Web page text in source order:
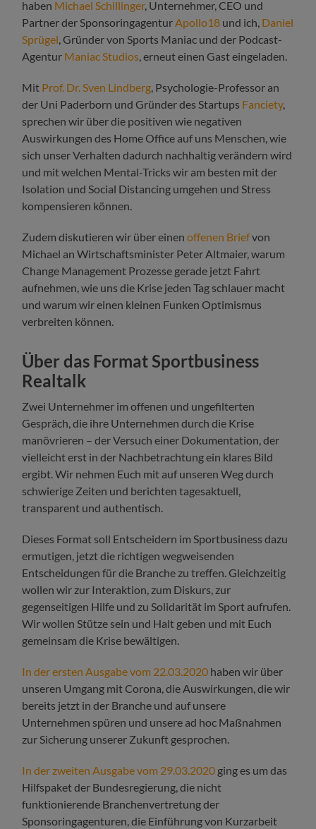
haben Michael Schillinger, Unternehmer, CEO und
Partner der SponsoringagenturApollo18 und ich, Daniel
Sprügel, Gründer von Sports Maniac und der Podcast-
Agentur Maniac Studios, erneut einen Gast eingeladen.
Mit Prof. Dr. Sven Lindberg, Psychologie-Professor an
der Uni Paderborn und Gründer des Startups Fanciety,
sprechen wir über die positiven wie negativen
Auswirkungen des Home Office auf uns Menschen, wie
sich unser Verhalten dadurch nachhaltig verändern wird
und mit welchen Mental-Tricks wir am besten mit der
Isolation und Social Distancing umgehen und Stress
kompensieren können.
Zudem diskutieren wir über einenoffenen Briefvon
Michael an Wirtschaftsminister Peter Altmaier, warum
Change Management Prozesse gerade jetzt Fahrt
aufnehmen, wie uns die Krise jeden Tag schlauer macht
und warum wir einen kleinen Funken Optimismus
verbreiten können.
Über das Format Sportbusiness
Realtalk
Zwei Unternehmer im offenen und ungefilterten
Gespräch, die ihre Unternehmen durch die Krise
manövrieren – der Versuch einer Dokumentation, der
vielleicht erst in der Nachbetrachtung ein klares Bild
ergibt. Wir nehmen Euch mit auf unseren Weg durch
schwierige Zeiten und berichten tagesaktuell,
transparent und authentisch.
Dieses Format soll Entscheidern im Sportbusiness dazu
ermutigen, jetzt die richtigen wegweisenden
Entscheidungen für die Branche zu treffen. Gleichzeitig
wollen wir zur Interaktion, zum Diskurs, zur
gegenseitigen Hilfe und zu Solidarität im Sport aufrufen.
Wir wollen Stütze sein und Halt geben und mit Euch
gemeinsam die Krise bewältigen.
In der ersten Ausgabe vom 22.03.2020 haben wir über
unseren Umgang mit Corona, die Auswirkungen, die wir
bereits jetzt in der Branche und auf unsere
Unternehmen spüren und unsere ad hoc Maßnahmen
zur Sicherung unserer Zukunft gesprochen.
In der zweiten Ausgabe vom 29.03.2020 ging es um das
Hilfspaket der Bundesregierung, die nicht
funktionierende Branchenvertretung der
Sponsoringagenturen, die Einführung von Kurzarbeit